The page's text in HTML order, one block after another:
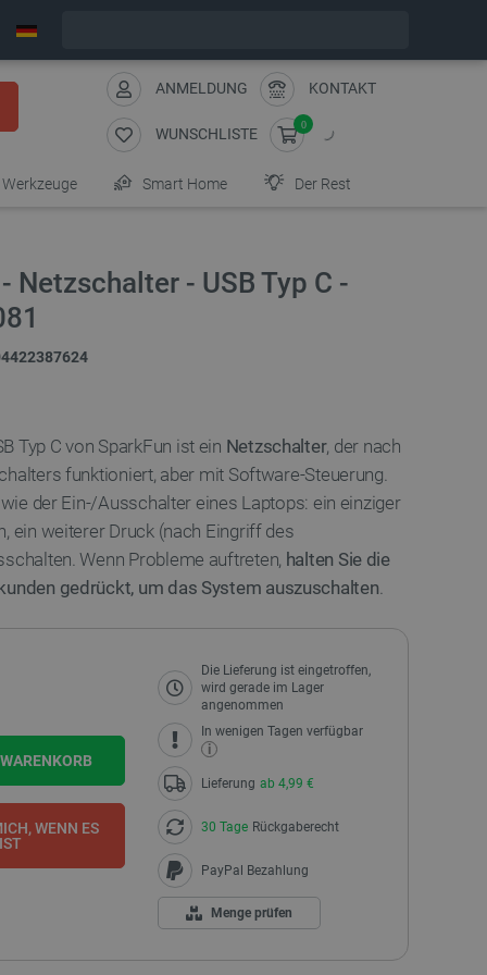
ANMELDUNG KONTAKT
WUNSCHLISTE
0
Werkzeuge Smart Home Der Rest
Netzschalter - USB Typ C -
Typ C von SparkFun ist ein Netzschalter, der nach
funktioniert, aber mit Software-Steuerung.
der Ein-/Ausschalter eines Laptops: ein einziger
ein weiterer Druck (nach Eingriff des
Wenn Probleme auftreten, halten Sie die
gedrückt, um das System auszuschalten.
WENN ES
Die Lieferung ist eingetroffen,
wird gerade im Lager
angenommen
In wenigen Tagen verfügbar
i
Lieferung ab 4,99 €
30 Tage Rückgaberecht
PayPal Bezahlung
Menge prüfen